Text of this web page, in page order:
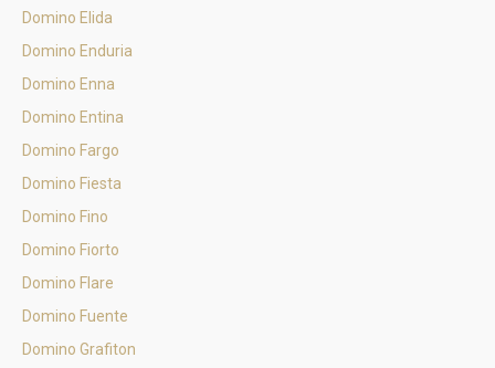
Domino Elida
Domino Enduria
Domino Enna
Domino Entina
Domino Fargo
Domino Fiesta
Domino Fino
Domino Fiorto
Domino Flare
Domino Fuente
Domino Grafiton